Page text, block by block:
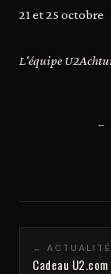
21 et 25 octobre
L'équipe
←
← ACTUALITÉ
Cadeau